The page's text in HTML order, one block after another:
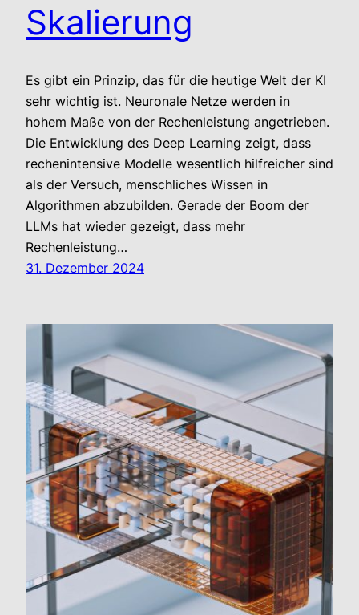
Skalierung
Es gibt ein Prinzip, das für die heutige Welt der KI
sehr wichtig ist. Neuronale Netze werden in
hohem Maße von der Rechenleistung angetrieben.
Die Entwicklung des Deep Learning zeigt, dass
rechenintensive Modelle wesentlich hilfreicher sind
als der Versuch, menschliches Wissen in
Algorithmen abzubilden. Gerade der Boom der
LLMs hat wieder gezeigt, dass mehr
Rechenleistung…
31. Dezember 2024